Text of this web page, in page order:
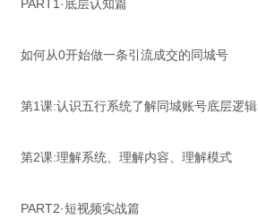
PART1·底层认知篇
如何从0开始做一条引流成交的同城号
第1课:认识五行系统了解同城账号底层逻辑
第2课:理解系统、理解内容、理解模式
PART2·短视频实战篇